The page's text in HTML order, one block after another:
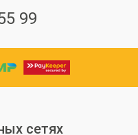
99
сетях